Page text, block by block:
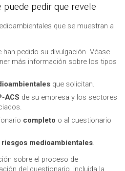
pedir que revele
que se muestran a
han pedido su divulgación. Véase
más información sobre los tipos
que solicitan.
ACS de su empresa y los sectores
completo o al cuestionario
riesgos medioambientales.
sobre el proceso de
del cuestionario, incluida la